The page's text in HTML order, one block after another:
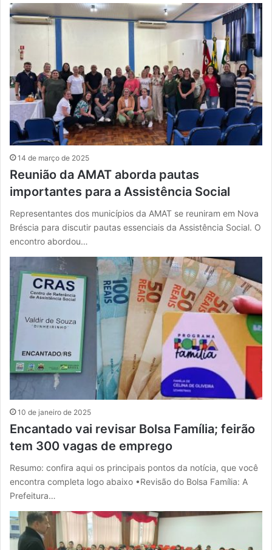
14 de março de 2025
Reunião da AMAT aborda pautas
importantes para a Assistência Social
Representantes dos municípios da AMAT se reuniram em Nova
Bréscia para discutir pautas essenciais da Assistência Social. O
encontro abordou…
10 de janeiro de 2025
Encantado vai revisar Bolsa Família; feirão
tem 300 vagas de emprego
Resumo: confira aqui os principais pontos da notícia, que você
encontra completa logo abaixo •Revisão do Bolsa Família: A
Prefeitura…